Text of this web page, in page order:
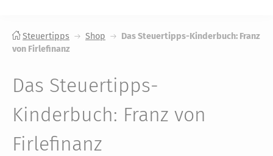
Steuertipps Shop
Das Steuertipps-Kinderbuch: Franz
von Firlefinanz
Das Steuertipps-
Kinderbuch: Franz von
Firlefinanz